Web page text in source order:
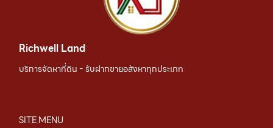
Richwell Land
บริการจัดหาที่ดิน - รับฝากขายอสังหาทุกประเภท
SITE MENU